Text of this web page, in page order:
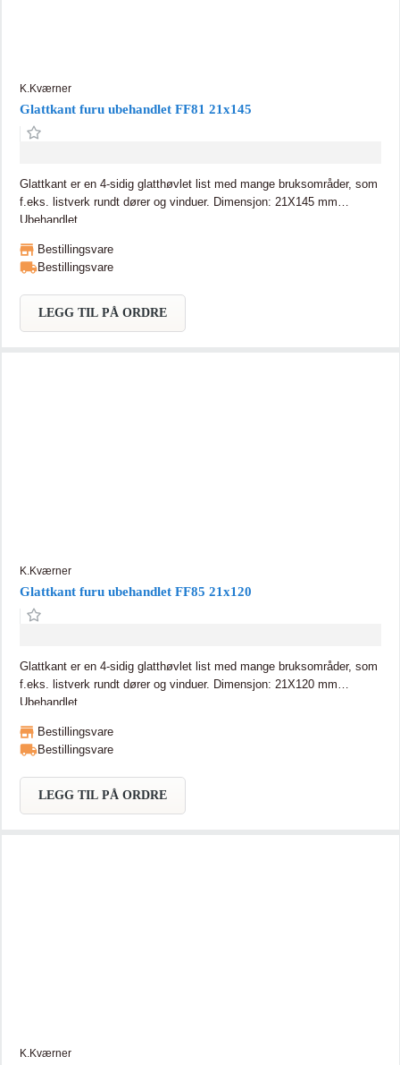
K.Kværner
Glattkant furu ubehandlet FF81 21x145
Glattkant er en 4-sidig glatthøvlet list med mange bruksområder, som
f.eks. listverk rundt dører og vinduer. Dimensjon: 21X145 mm
Ubehandlet
Bestillingsvare
Bestillingsvare
LEGG TIL PÅ ORDRE
K.Kværner
Glattkant furu ubehandlet FF85 21x120
Glattkant er en 4-sidig glatthøvlet list med mange bruksområder, som
f.eks. listverk rundt dører og vinduer. Dimensjon: 21X120 mm
Ubehandlet
Bestillingsvare
Bestillingsvare
LEGG TIL PÅ ORDRE
K.Kværner